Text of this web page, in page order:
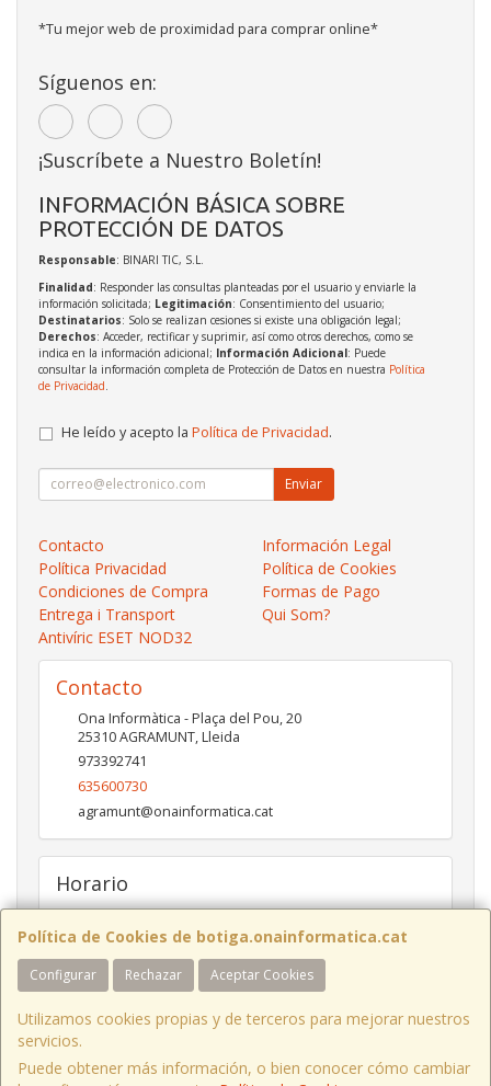
Política de Cookies de botiga.onainformatica.cat
Configurar Rechazar Aceptar Cookies
Utilizamos cookies propias y de terceros para mejorar nuestros
servicios.
Puede obtener más información, o bien conocer cómo cambiar
*Tu mejor web de proximidad para comprar online*
Síguenos en:
¡Suscríbete a Nuestro Boletín!
INFORMACIÓN BÁSICA SOBRE
PROTECCIÓN DE DATOS
Responsable: BINARI TIC, S.L.
Finalidad: Responder las consultas planteadas por el usuario y enviarle la
información solicitada; Legitimación: Consentimiento del usuario;
Destinatarios: Solo se realizan cesiones si existe una obligación legal;
Derechos: Acceder, rectificar y suprimir, así como otros derechos, como se
indica en la información adicional; Información Adicional: Puede
consultar la información completa de Protección de Datos en nuestra Política
de Privacidad
He leído y acepto la Política de Privacidad.
Enviar
Contacto
Información Legal
Política Privacidad
Política de Cookies
Condiciones de Compra
Formas de Pago
Entrega i Transport
Qui Som?
Antivíric ESET NOD32
Contacto
Ona Informàtica - Plaça del Pou, 20
25310AGRAMUNT,Lleida
973392741
635600730
agramunt@onainformatica.cat
Horario
De 9h a 13:15h i de 15:45h a 19:45h de dilluns a divendres.
Dissabtes de De 9:30h a 13:30h
ONA INFORMÀTICA I COMUNICACIONS- Plaça del Pou, 20 - 25310
AGRAMUNT/ Tel. 973 392 741 - 973 711 276
711 715 - 973 711 276